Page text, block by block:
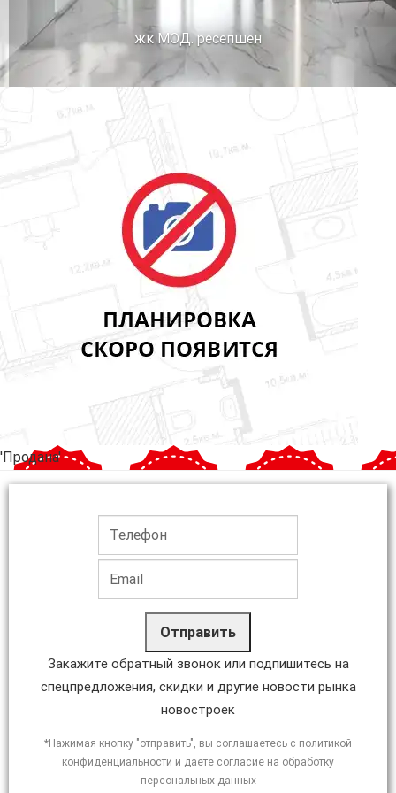
жк МОД. ресепшен
'Продана'
Отправить
Закажите обратный звонок или подпишитесь на
спецпредложения, скидки и другие новости рынка
новостроек
*Нажимая кнопку "отправить", вы соглашаетесь с политикой
конфиденциальности и даете согласие на обработку
персональных данных